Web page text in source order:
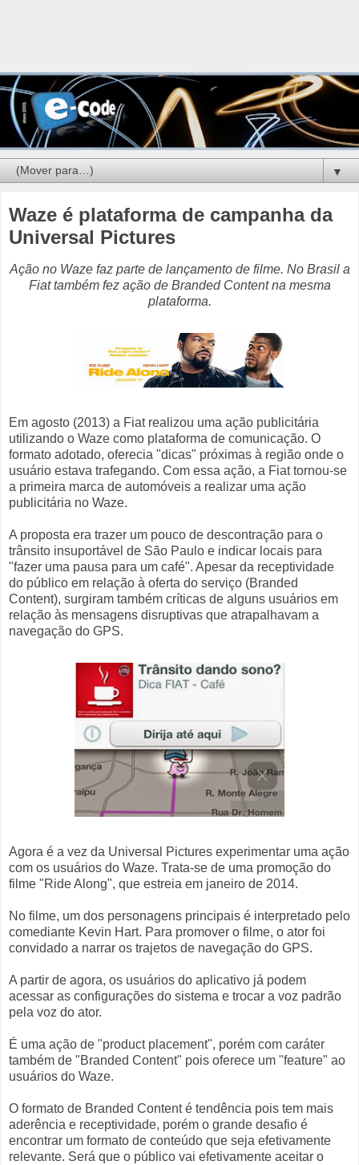
▼
Waze é plataforma de campanha da
Universal Pictures
Ação no Waze faz parte de lançamento de filme. No Brasil a
Fiat também fez ação de Branded Content na mesma
plataforma.
Em agosto (2013) a Fiat realizou uma ação publicitária
utilizando o Waze como plataforma de comunicação. O
formato adotado, oferecia "dicas" próximas à região onde o
usuário estava trafegando. Com essa ação, a Fiat tornou-se
a primeira marca de automóveis a realizar uma ação
publicitária no Waze.
A proposta era trazer um pouco de descontração para o
trânsito insuportável de São Paulo e indicar locais para
"fazer uma pausa para um café". Apesar da receptividade
do público em relação à oferta do serviço (Branded
Content), surgiram também críticas de alguns usuários em
relação às mensagens disruptivas que atrapalhavam a
navegação do GPS.
Agora é a vez da Universal Pictures experimentar uma ação
com os usuários do Waze. Trata-se de uma promoção do
filme "Ride Along", que estreia em janeiro de 2014.
No filme, um dos personagens principais é interpretado pelo
comediante Kevin Hart. Para promover o filme, o ator foi
convidado a narrar os trajetos de navegação do GPS.
A partir de agora, os usuários do aplicativo já podem
acessar as configurações do sistema e trocar a voz padrão
pela voz do ator.
É uma ação de "product placement", porém com caráter
também de "Branded Content" pois oferece um "feature" ao
usuários do Waze.
O formato de Branded Content é tendência pois tem mais
aderência e receptividade, porém o grande desafio é
encontrar um formato de conteúdo que seja efetivamente
relevante. Será que o público vai efetivamente aceitar o